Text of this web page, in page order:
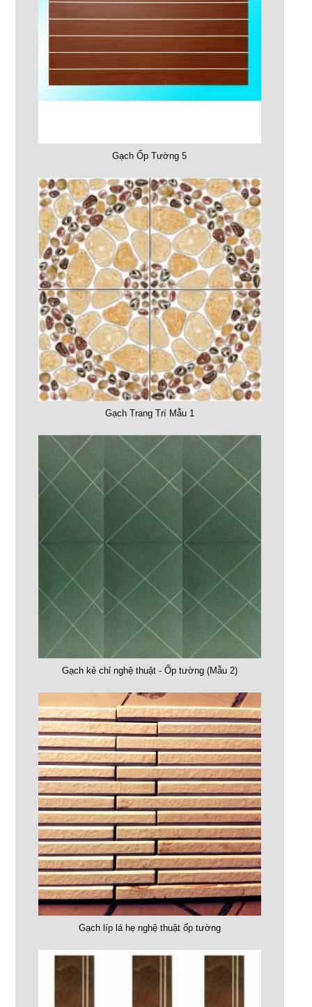
Gạch Ốp Tường 5
Gạch Trang Trí Mẫu 1
Gạch kẻ chỉ nghệ thuật - Ốp tường (Mẫu 2)
Gạch líp lá hẹ nghệ thuật ốp tường